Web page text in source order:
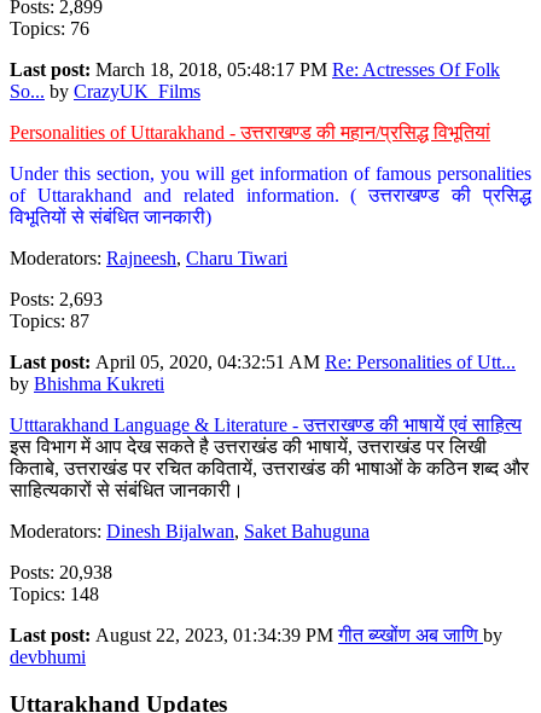
Posts: 2,899
Topics: 76
Last post: March 18, 2018, 05:48:17 PM Re: Actresses Of Folk
So... by CrazyUK_Films
Personalities of Uttarakhand - उत्तराखण्ड की महान/प्रसिद्ध विभूतियां
Under this section, you will get information of famous personalities
of Uttarakhand and related information. ( उत्तराखण्ड की प्रसिद्ध
विभूतियों से संबंधित जानकारी)
Moderators: Rajneesh, Charu Tiwari
Posts: 2,693
Topics: 87
Last post: April 05, 2020, 04:32:51 AM Re: Personalities of Utt...
by Bhishma Kukreti
Utttarakhand Language & Literature - उत्तराखण्ड की भाषायें एवं साहित्य
इस विभाग में आप देख सकते है उत्तराखंड की भाषायें, उत्तराखंड पर लिखी
किताबे, उत्तराखंड पर रचित कवितायें, उत्तराखंड की भाषाओं के कठिन शब्द और
साहित्यकारों से संबंधित जानकारी।
Moderators: Dinesh Bijalwan, Saket Bahuguna
Posts: 20,938
Topics: 148
Last post: August 22, 2023, 01:34:39 PMगीत ब्य्खोंण अब जाणि by
devbhumi
Uttarakhand Updates